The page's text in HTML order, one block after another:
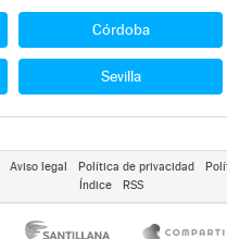
Córdoba
Sevilla
Aviso legal Política de privacidad
Índice
RSS